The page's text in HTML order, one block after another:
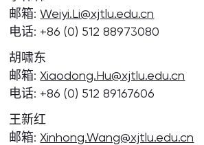
邮箱:Weiyi.Li@xjtlu.edu.cn
电话: +86 (0) 512 88973080
胡啸东
邮箱: Xiaodong.Hu@xjtlu.edu.cn
电话: +86 (0) 512 89167606
王新红
邮箱: Xinhong.Wang@xjtlu.edu.cn